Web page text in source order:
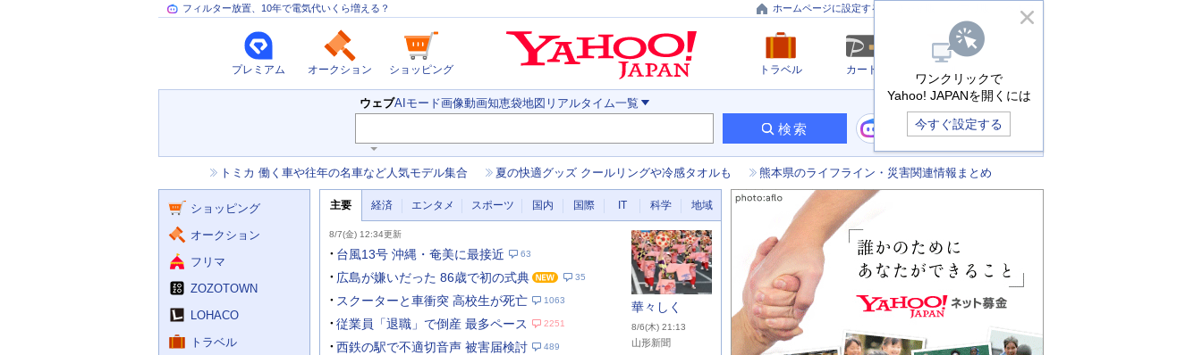
ワンクリックで
Yahoo! JAPANを開くには
今すぐ設定する
フィルター放置、10年で電気代いくら増える？ ホームページに設定する
トラベル カード
プレミアム オークション ショッピング
検
索
ウェブAIモード画像動画知恵袋地図 リアルタイム一覧
検索
ワ
ー
力
補
助
を
開
く
せ
トミカ 働く車や往年の名車など人気モデル集合 夏の快適グッズ クールリングや冷感タオルも 熊本県のライフライン・災害関連情報まとめ
ビ
ショッピング
オークション
フリマ
ZOZOTOWN
LOHACO
トラベル
ュ
ス
主要 経済 エンタメ スポーツ 国内 国際 IT 科学 地域
要
ニ
ー
8/7(金) 12:34更新
台風13号 沖縄・奄美に最接近 63
広島が嫌いだった 86歳で初の式典 35
スクーターと車衝突 高校生が死亡 1063
従業員「退職」で倒産 最多ペース 2251
西鉄の駅で不適切音声 被害届検討 489
華々しく
8/6(木) 21:13
山形新聞